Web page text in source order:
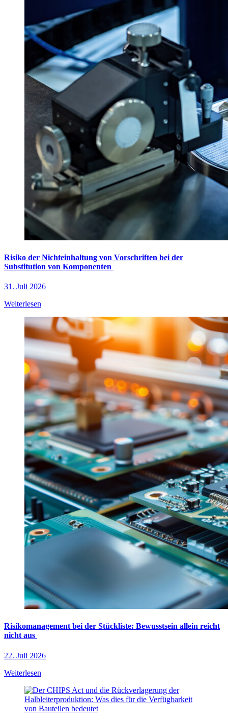
Risiko der Nichteinhaltung von Vorschriften bei der
Substitution von Komponenten
31. Juli 2026
Weiterlesen
Risikomanagement bei der Stückliste: Bewusstsein allein reicht
nicht aus
22. Juli 2026
Weiterlesen